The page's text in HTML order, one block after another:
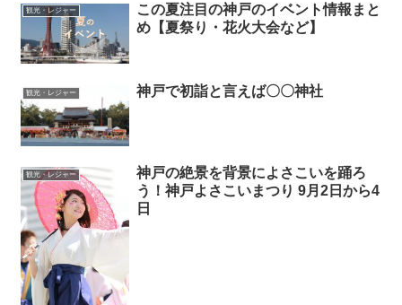
観光・レジャー
この夏注目の神戸のイベント情報まと
め【夏祭り・花火大会など】
観光・レジャー 神戸で初詣と言えば〇〇神社
観光・レジャー
神戸の絶景を背景によさこいを踊ろ
う！神戸よさこいまつり 9月2日から4
日